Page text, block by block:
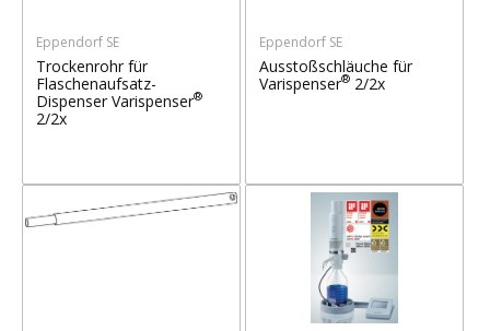
Eppendorf SE
Trockenrohr für
Flaschenaufsatz-
Dispenser Varispenser®
2/2x
Eppendorf SE
Ausstoßschläuche für
Varispenser®2/2x